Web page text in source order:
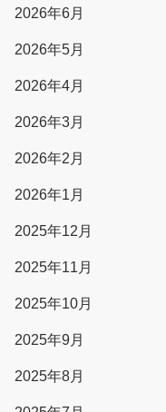
2026年6月
2026年5月
2026年4月
2026年3月
2026年2月
2026年1月
2025年12月
2025年11月
2025年10月
2025年9月
2025年8月